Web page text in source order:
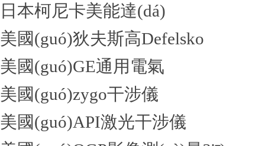
日本柯尼卡美能達(dá)
美國(guó)狄夫斯高Defelsko
美國(guó)GE通用電氣
美國(guó)zygo干涉儀
美國(guó)API激光干涉儀